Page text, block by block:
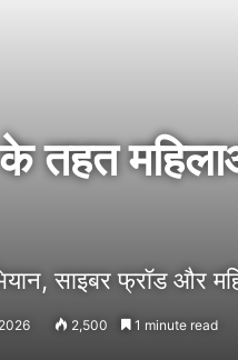
तहत
साइबर फ्रॉड और
2,500 1 minute read